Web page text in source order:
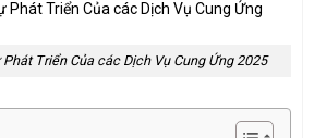
Phát Triển Của các Dịch Vụ Cung Ứng 2025